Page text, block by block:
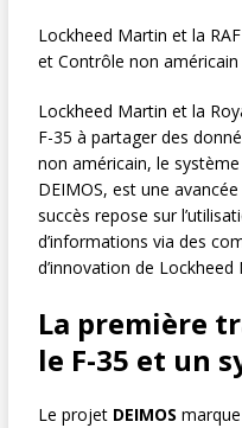
Lockheed Martin et la
et Contrôle non
Lockheed Martin et la
F-35 à partager des
non américain, le
DEIMOS, est une
succès repose sur
d’informations via des
d’innovation de
La première
le F-35 et un
Le projet DEIMOS